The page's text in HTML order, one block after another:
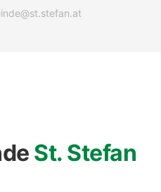
St. Stefan